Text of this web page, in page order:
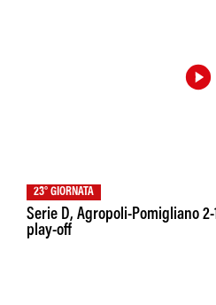
23° GIORNATA
Serie D, Agropoli-Pomigliano
play-off